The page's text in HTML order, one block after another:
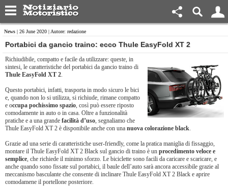
News | 26 June 2020 | Autore: redazione
Portabici da gancio traino: ecco Thule EasyFold XT 2
Richiudibile, compatto e facile da utilizzare: queste, in
sintesi, le caratteristiche del portabici da gancio traino di
Thule EasyFold XT 2.
Questo portabici, infatti, trasporta in modo sicuro le bici
e, quando non lo si utilizza, si richiude, rimane compatto
e occupa pochissimo spazio, così può essere riposto
comodamente in auto o in casa. Oltre a funzionalità
pratiche e a una grande facilità d’uso, segnaliamo che
Thule EasyFold XT 2 è disponibile anche con una nuova colorazione black.
Grazie ad una serie di caratteristiche user-friendly, come la pratica maniglia di fissaggio,
montare il Thule EasyFold XT 2 Black sul gancio di traino è un procedimento veloce e
semplice, che richiede il minimo sforzo. Le biciclette sono facili da caricare e scaricare, e
anche quando sono fissate sul portabici, il baule dell’auto sarà ancora accessibile grazie al
meccanismo basculante che consente di inclinare Thule EasyFold XT 2 Black e aprire
comodamene il portellone posteriore.